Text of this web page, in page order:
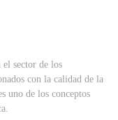
sector de los
con la calidad de la
uno de los conceptos